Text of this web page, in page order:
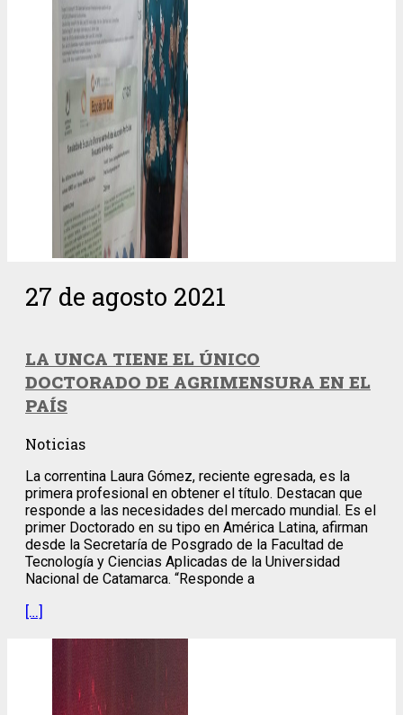
27 de agosto 2021
LA UNCA TIENE EL ÚNICO
DOCTORADO DE AGRIMENSURA EN EL
PAÍS
Noticias
La correntina Laura Gómez, reciente egresada, es la
primera profesional en obtener el título. Destacan que
responde a las necesidades del mercado mundial. Es el
primer Doctorado en su tipo en América Latina, afirman
desde la Secretaría de Posgrado de la Facultad de
Tecnología y Ciencias Aplicadas de la Universidad
Nacional de Catamarca. “Responde a
[…]